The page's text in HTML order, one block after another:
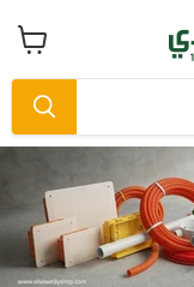
عرض
سلة